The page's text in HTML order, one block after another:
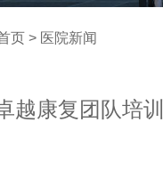
页 > 医院新闻
越康复团队培